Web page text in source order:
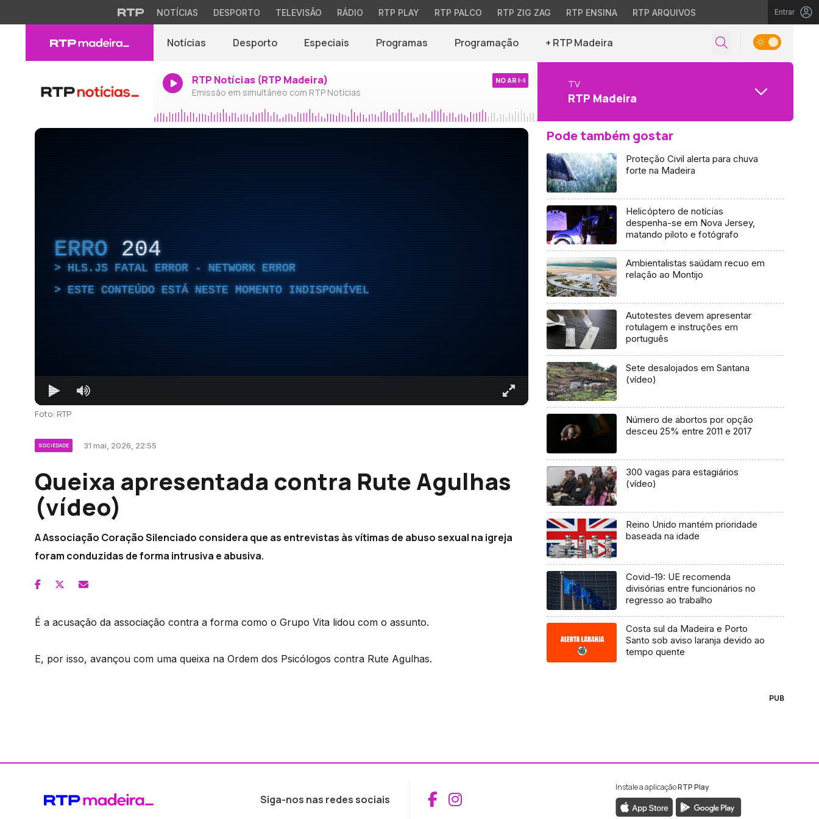
NOTÍCIAS DESPORTO TELEVISÃO RÁDIO RTP PLAY RTP PALCO RTP ZIG ZAG RTP ENSINA RTP ARQUIVOS Entrar
Notícias Desporto Especiais Programas Programação + RTP Madeira
RTP Notícias (RTP Madeira)
Emissão em simultâneo com RTP Notícias
NO AR TV
RTP Madeira
ERRO 204
HLS.JS FATAL ERROR - NETWORK ERROR
ESTE CONTEÚDO ESTÁ NESTE MOMENTO INDISPONÍVEL
Foto: RTP
SOCIEDADE 31 mai, 2026, 22:55
Queixa apresentada contra Rute Agulhas
(vídeo)
A Associação Coração Silenciado considera que as entrevistas às vítimas de abuso sexual na igreja
foram conduzidas de forma intrusiva e abusiva.
É a acusação da associação contra a forma como o Grupo Vita lidou com o assunto.
E, por isso, avançou com uma queixa na Ordem dos Psicólogos contra Rute Agulhas.
Pode também gostar
Proteção Civil alerta para chuva
forte na Madeira
Helicóptero de notícias
despenha-se em Nova Jersey,
matando piloto e fotógrafo
Ambientalistas saúdam recuo em
relação ao Montijo
Autotestes devem apresentar
rotulagem e instruções em
português
Sete desalojados em Santana
(vídeo)
Número de abortos por opção
desceu 25% entre 2011 e 2017
300 vagas para estagiários
(vídeo)
Reino Unido mantém prioridade
baseada na idade
Covid-19: UE recomenda
divisórias entre funcionários no
regresso ao trabalho
Costa sul da Madeira e Porto
Santo sob aviso laranja devido ao
tempo quente
PUB
Siga-nos nas redes sociais Aceder ao Facebook da RTP Madeira
Aceder ao Instagram da RTP Madeira
Instale a aplicaçãoRTP Play